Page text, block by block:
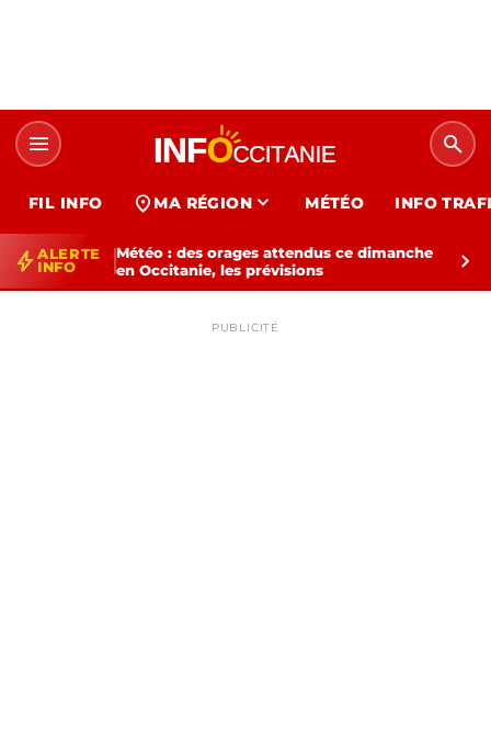
menu search
FIL INFO location_on MA RÉGION expand_more MÉTÉO INFO
bolt ALERTE
INFO
Météo : des orages attendus ce dimanche
en Occitanie, les prévisions
chevron_right
PUBLICITÉ